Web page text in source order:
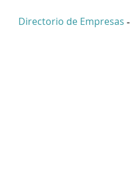
Directorio de Empresas -